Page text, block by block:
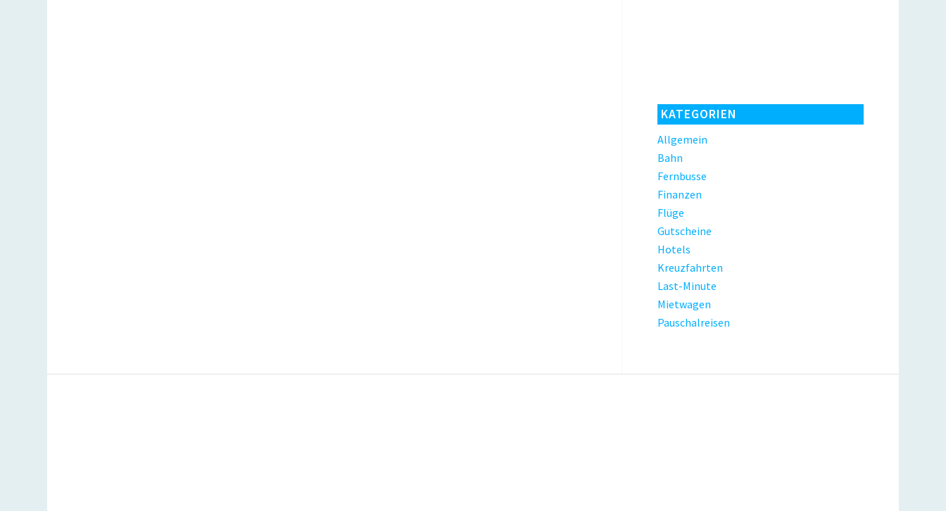
KATEGORIEN
Allgemein
Bahn
Fernbusse
Finanzen
Flüge
Gutscheine
Hotels
Kreuzfahrten
Last-Minute
Mietwagen
Pauschalreisen